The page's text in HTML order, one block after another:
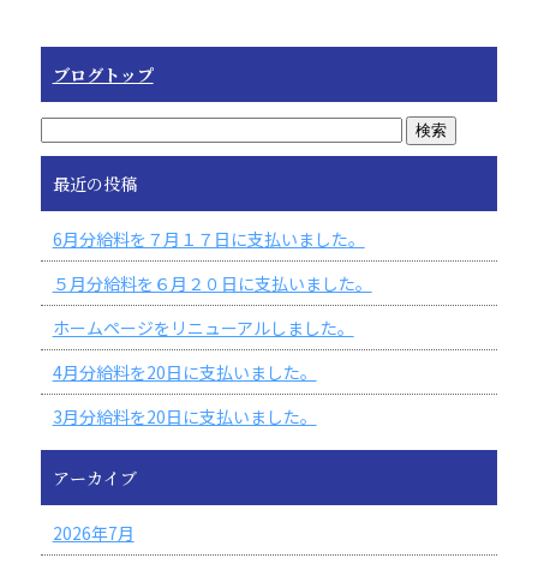
ブログトップ
最近の投稿
6月分給料を７月１７日に支払いました。
５月分給料を６月２０日に支払いました。
ホームページをリニューアルしました。
4月分給料を20日に支払いました。
3月分給料を20日に支払いました。
アーカイブ
2026年7月